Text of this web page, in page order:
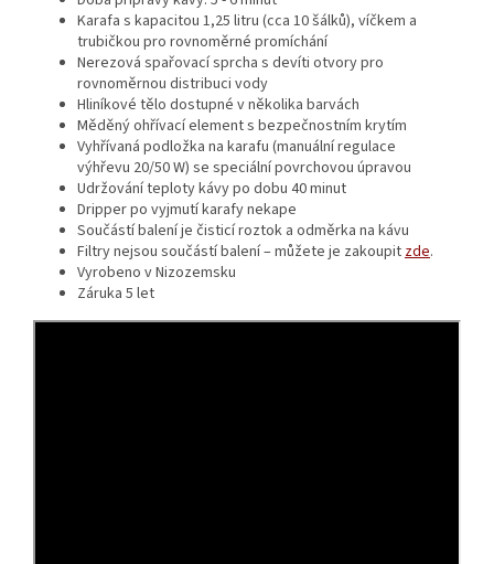
Karafa s kapacitou 1,25 litru (cca 10 šálků), víčkem a
trubičkou pro rovnoměrné promíchání
Nerezová spařovací sprcha s devíti otvory pro
rovnoměrnou distribuci vody
Hliníkové tělo dostupné v několika barvách
Měděný ohřívací element s bezpečnostním krytím
Vyhřívaná podložka na karafu (manuální regulace
výhřevu 20/50 W) se speciální povrchovou úpravou
Udržování teploty kávy po dobu 40 minut
Dripper po vyjmutí karafy nekape
Součástí balení je čisticí roztok a odměrka na kávu
Filtry nejsou součástí balení – můžete je zakoupit zde.
Vyrobeno v Nizozemsku
Záruka 5 let